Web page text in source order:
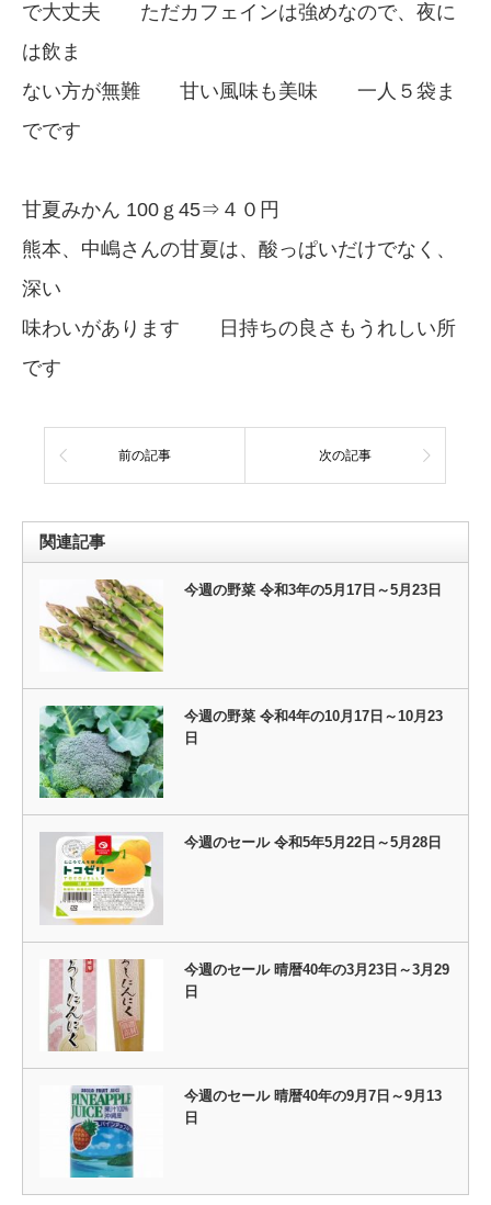
で大丈夫 ただカフェインは強めなので、夜に
は飲ま
ない方が無難 甘い風味も美味 一人５袋ま
でです
甘夏みかん 100ｇ45⇒４０円
熊本、中嶋さんの甘夏は、酸っぱいだけでなく、
深い
味わいがあります 日持ちの良さもうれしい所
です
前の記事 次の記事
関連記事
今週の野菜 令和3年の5月17日～5月23日
今週の野菜 令和4年の10月17日～10月23
日
今週のセール 令和5年5月22日～5月28日
今週のセール 晴暦40年の3月23日～3月29
日
今週のセール 晴暦40年の9月7日～9月13
日